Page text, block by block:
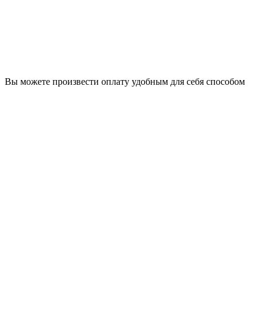
Вы можете произвести оплату удобным для себя способом